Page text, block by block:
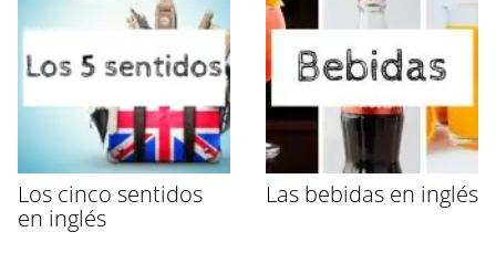
Los cinco sentidos
en inglés
Las bebidas en inglés